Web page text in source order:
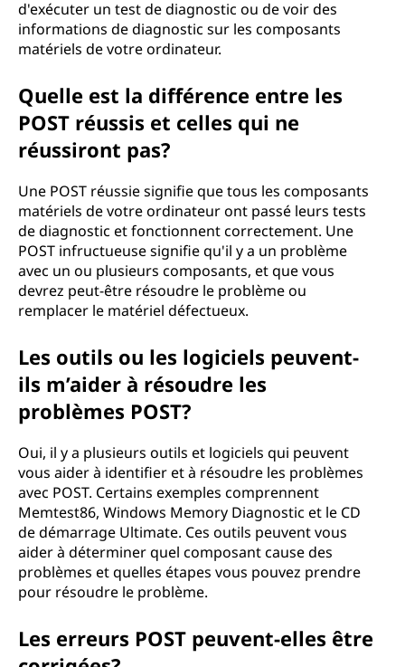
d'exécuter un test de diagnostic ou de voir des
informations de diagnostic sur les composants
matériels de votre ordinateur.
Quelle est la différence entre les
POST réussis et celles qui ne
réussiront pas?
Une POST réussie signifie que tous les composants
matériels de votre ordinateur ont passé leurs tests
de diagnostic et fonctionnent correctement. Une
POST infructueuse signifie qu'il y a un problème
avec un ou plusieurs composants, et que vous
devrez peut-être résoudre le problème ou
remplacer le matériel défectueux.
Les outils ou les logiciels peuvent-
ils m’aider à résoudre les
problèmes POST?
Oui, il y a plusieurs outils et logiciels qui peuvent
vous aider à identifier et à résoudre les problèmes
avec POST. Certains exemples comprennent
Memtest86, Windows Memory Diagnostic et le CD
de démarrage Ultimate. Ces outils peuvent vous
aider à déterminer quel composant cause des
problèmes et quelles étapes vous pouvez prendre
pour résoudre le problème.
Les erreurs POST peuvent-elles être